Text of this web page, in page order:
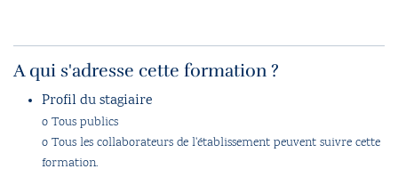
A qui s'adresse cette formation ?
Profil du stagiaire
o Tous publics
o Tous les collaborateurs de l'établissement peuvent suivre cette
formation.